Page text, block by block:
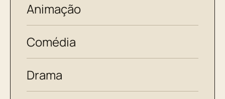
Animação
Comédia
Drama